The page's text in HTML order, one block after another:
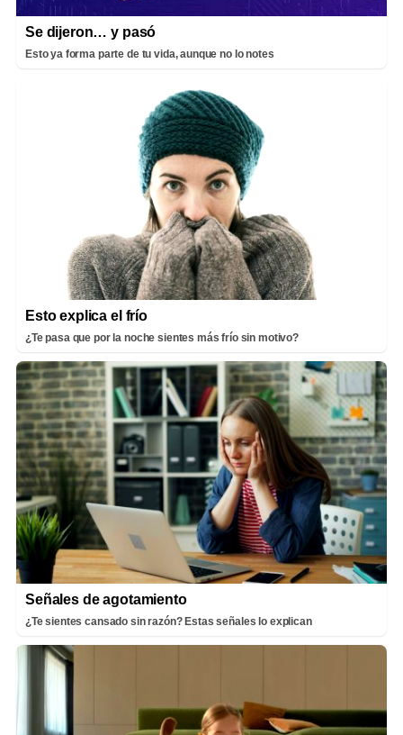
Se dijeron… y pasó
Esto ya forma parte de tu vida, aunque no lo notes
Esto explica el frío
¿Te pasa que por la noche sientes más frío sin motivo?
Señales de agotamiento
¿Te sientes cansado sin razón? Estas señales lo explican